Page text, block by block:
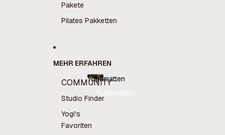
Pakete
Pilates Pakketten
MEHR ERFAHREN
COMMUNITY
Studio Finder
Yogi's
Favoriten
Yogamatten